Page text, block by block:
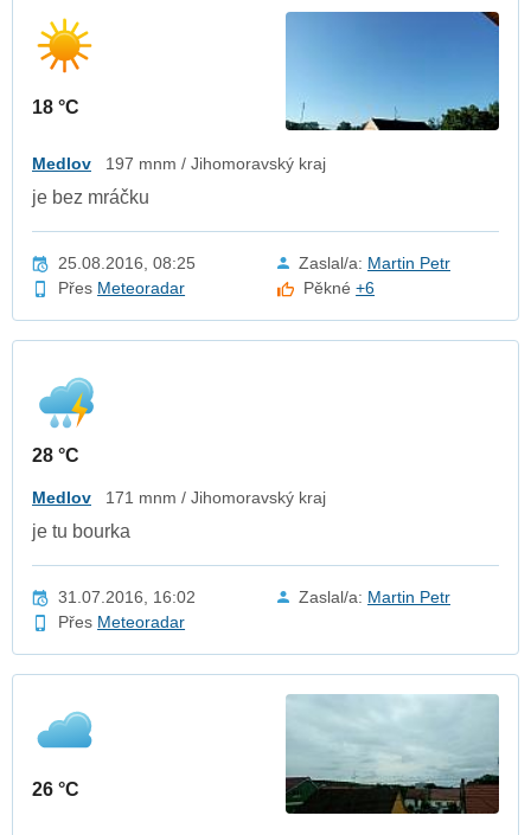
18 °C
Medlov 197 mnm / Jihomoravský kraj
je bez mráčku
25.08.2016, 08:25 Zaslal/a: Martin Petr
Přes Meteoradar Pěkné+6
28 °C
Medlov 171 mnm / Jihomoravský kraj
je tu bourka
31.07.2016, 16:02 Zaslal/a: Martin Petr
Přes Meteoradar
26 °C